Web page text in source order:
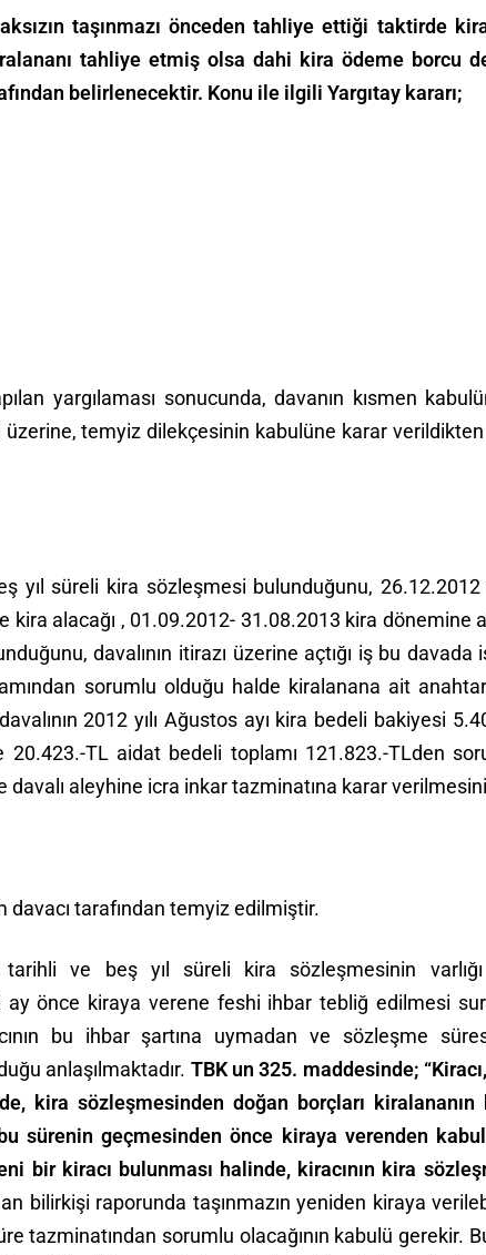
taşınmazı önceden tahliye ettiği taktirde
tahliye etmiş olsa dahi kira ödeme borcu
belirlenecektir. Konu ile ilgili Yargıtay kararı;
yargılaması sonucunda, davanın kısmen
temyiz dilekçesinin kabulüne karar
yıl süreli kira sözleşmesi bulunduğunu,
kira alacağı , 01.09.2012- 31.08.2013 kira dönemine
davalının itirazı üzerine açtığı iş bu davada
sorumlu olduğu halde kiralanana ait
2012 yılı Ağustos ayı kira bedeli bakiyesi
TL aidat bedeli toplamı 121.823.-TLden
aleyhine icra inkar tazminatına karar
tarafından temyiz edilmiştir.
ve beş yıl süreli kira sözleşmesinin
önce kiraya verene feshi ihbar tebliğ edilmesi
bu ihbar şartına uymadan ve sözleşme
anlaşılmaktadır. TBK un 325. maddesinde;
kira sözleşmesinden doğan borçları
sürenin geçmesinden önce kiraya verenden
bir kiracı bulunması halinde, kiracının kira
bilirkişi raporunda taşınmazın yeniden kiraya
tazminatından sorumlu olacağının kabulü gerekir.